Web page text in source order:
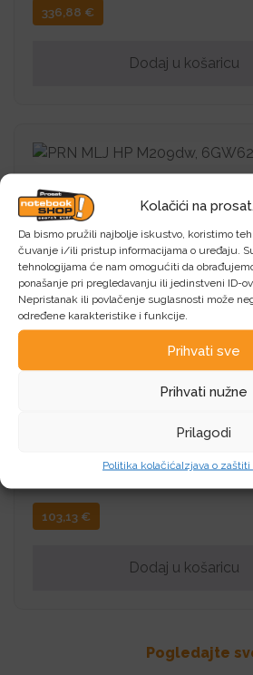
Kolačići na
Da bismo pružili najbolje iskustvo, koristimo
čuvanje i/ili pristup informacijama o uređaju.
tehnologijama će nam omogućiti da
ponašanje pri pregledavanju ili jedinstveni ID-
Nepristanak ili povlačenje suglasnosti može
određene karakteristike i funkcije.
Prihvati sve
Prihvati nužne
Prilagodi
Politika kolačićaIzjava o
336,88 €
Dodaj u košaricu
PRN MLJ HP M209dw, 6GW62F
HP PRN MLJ HP M209dw,
123,75€
Dodaj u košaricu
PRN MLJ Xerox B110
Xerox PRN MLJ Xerox B110
103,13 €
Dodaj u košaricu
Pogledajte